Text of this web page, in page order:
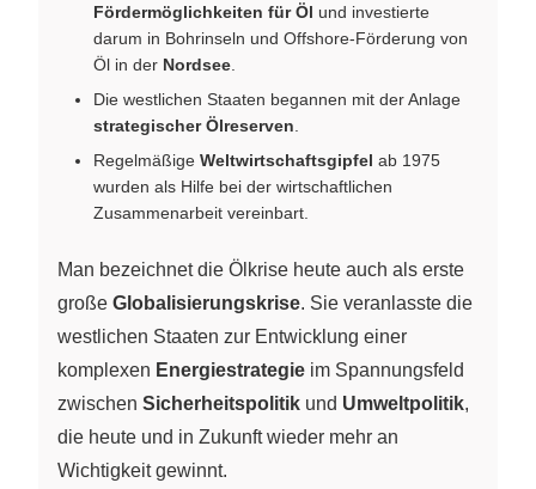
Fördermöglichkeiten für Öl und investierte
darum in Bohrinseln und Offshore-Förderung von
Öl in der Nordsee
Die westlichen Staaten begannen mit der Anlage
strategischer Ölreserven
Regelmäßige Weltwirtschaftsgipfel ab 1975
wurden als Hilfe bei der wirtschaftlichen
Zusammenarbeit vereinbart.
Man bezeichnet die Ölkrise heute auch als erste
große Globalisierungskrise. Sie veranlasste die
westlichen Staaten zur Entwicklung einer
komplexen Energiestrategie im Spannungsfeld
zwischen Sicherheitspolitik und Umweltpolitik,
die heute und in Zukunft wieder mehr an
Wichtigkeit gewinnt.